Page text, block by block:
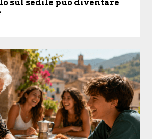
sul sedile può diventare